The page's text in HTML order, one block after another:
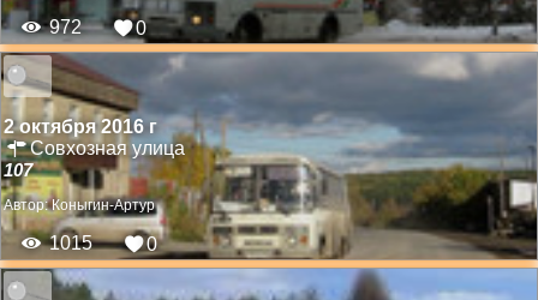
972 0
2 октября 2016 г
Совхозная улица
107
Автор:Коныгин-Артур
1015 0